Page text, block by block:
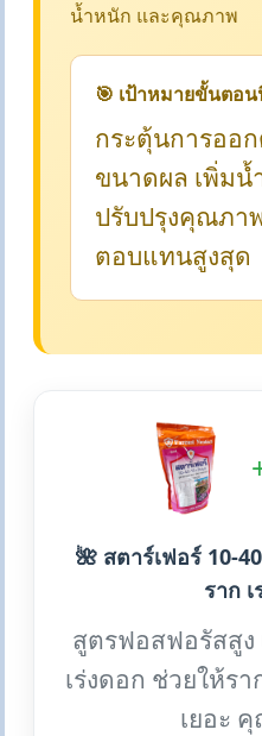
น้ำหนัก และคุณภาพ
🎯 เป้าหมายขั้นตอ
กระตุ้นการออ
ขนาดผล เพิ่มน้
ปรับปรุงคุณภา
ตอบแทนสูงสุด
🌺 สตาร์เฟอร์ 10-
ราก
สูตรฟอสฟอรัสสูง
เร่งดอก ช่วยให้ร
เยอะ